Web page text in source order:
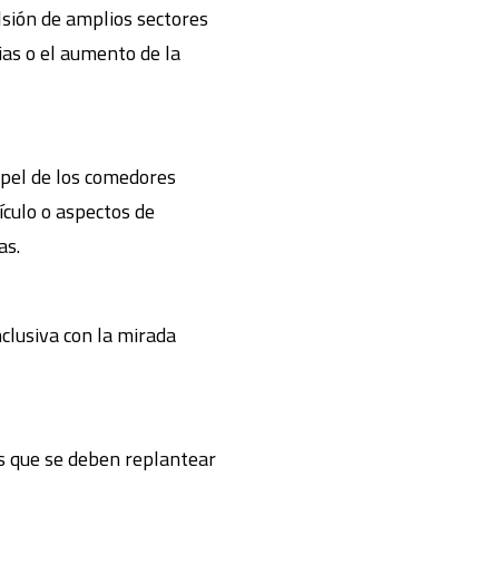
de amplios sectores
o el aumento de la
de los comedores
o aspectos de
con la mirada
que se deben replantear